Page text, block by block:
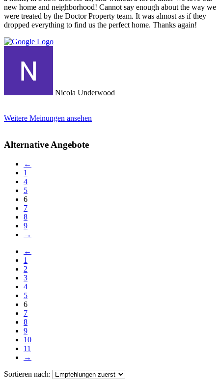
new home and neighborhood! Cannot say enough about the way we
were treated by the Doctor Property team. It was almost as if they
dropped everything to find us the perfect home. Thanks again!
Nicola Underwood
Weitere Meinungen ansehen
Alternative Angebote
←
1
4
5
6
7
8
9
→
←
1
2
3
4
5
6
7
8
9
10
11
→
Sortieren nach: